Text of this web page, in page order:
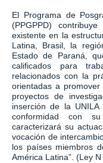
El Programa de
(PPGPPD)
existente en la
Latina, Brasil, la
Estado de Paraná,
calificados para
relacionados con la
orientadas a promover
proyectos de
inserción de la
conformidad con
caracterizará su
vocación de
los países miembros
América Latina”. (Ley